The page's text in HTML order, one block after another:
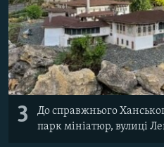
3
До справжнього
парк мініатюр, вулиці